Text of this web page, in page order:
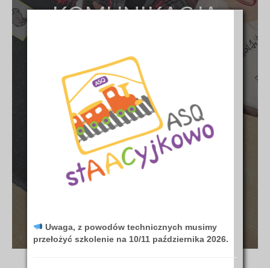
KOMUNIKACJA
WSPOMAGAJĄCA
AAC
Uwaga, z powodów technicznych musimy
przełożyć szkolenie na 10/11 października 2026.